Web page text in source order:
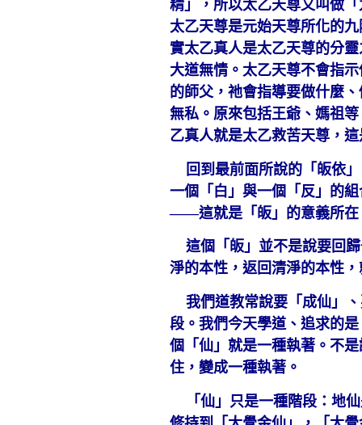
精」，所以太乙天尊又叫做
太乙天尊是元始天尊所化的
實太乙真人是太乙天尊的分
大道無情。太乙天尊不會指
的師父，祂會指導要做什麼
無私。原來包括王爺、媽祖
乙真人就是太乙救苦天尊，
回到最前面所說的「皈依」
一個「白」與一個「反」的
——這就是「皈」的意義所在
這個「皈」並不是說要回歸
淨的本性，返回清淨的本性
我們道教常說要「成仙」、
段。我們今天學道、追求的
個「仙」就是一種執著。不
住，變成一種執著。
「仙」只是一種階段：地仙